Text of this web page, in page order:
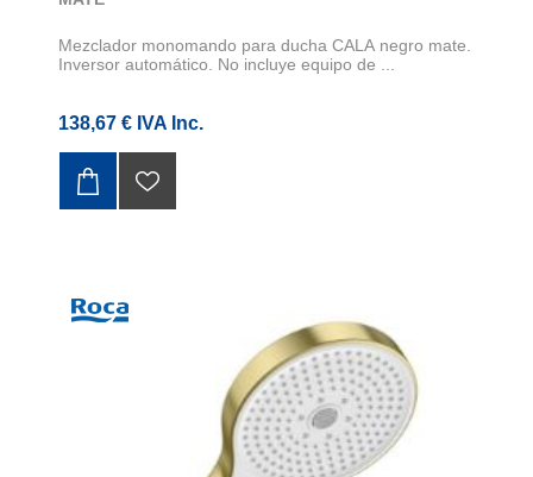
Mezclador monomando para ducha CALA negro mate.
Inversor automático. No incluye equipo de ...
138,67 € IVA Inc.